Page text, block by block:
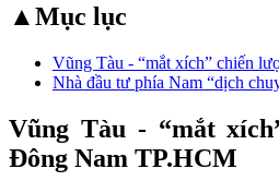
▲Mục lục
Vũng Tàu - “mắt xích” chiến
Nhà đầu tư phía Nam “dịch
Vũng Tàu - “mắt
Đông Nam TP.HCM